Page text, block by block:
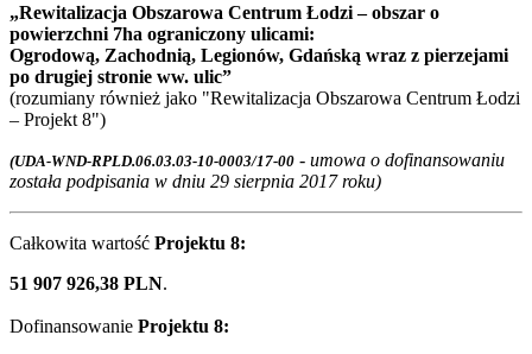
„Rewitalizacja Obszarowa Centrum Łodzi – obszar o
powierzchni 7ha ograniczony ulicami:
Ogrodową, Zachodnią, Legionów, Gdańską wraz z pierzejami
po drugiej stronie ww. ulic”
(rozumiany również jako "Rewitalizacja Obszarowa Centrum Łodzi
– Projekt 8")
(UDA-WND-RPLD.06.03.03-10-0003/17-00 - umowa o dofinansowaniu
została podpisania w dniu 29 sierpnia 2017 roku)
Całkowita wartość Projektu 8:
51 907 926,38 PLN.
Dofinansowanie Projektu 8: